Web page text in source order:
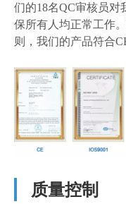
们的18名QC审核员对
保所有人均正常工作
则，我们的产品符合
质量控制